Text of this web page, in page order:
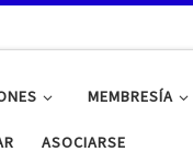
MEMBRESÍA
ASOCIARSE